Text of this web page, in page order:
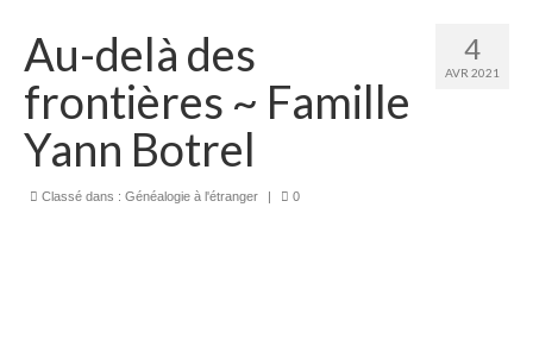
Arbre généalogique ascendant
Arbre généalogique descendant
Recherche documentaire
4
AVR 2021
Au-delà des
frontières ~ Famille
Yann Botrel
Classé dans : Généalogie à l'étranger | 0